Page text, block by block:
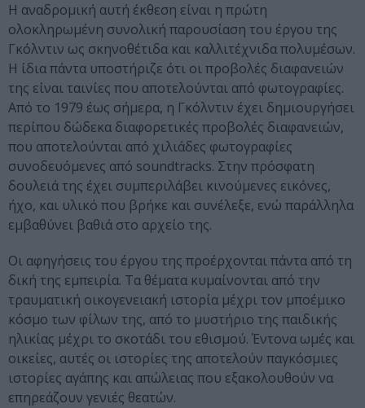
Η αναδρομική αυτή έκθεση είναι η πρώτη
ολοκληρωμένη συνολική παρουσίαση του έργου της
Γκόλντιν ως σκηνοθέτιδα και καλλιτέχνιδα πολυμέσων.
Η ίδια πάντα υποστήριζε ότι οι προβολές διαφανειών
της είναι ταινίες που αποτελούνται από φωτογραφίες.
Από το 1979 έως σήμερα, η Γκόλντιν έχει δημιουργήσει
περίπου δώδεκα διαφορετικές προβολές διαφανειών,
που αποτελούνται από χιλιάδες φωτογραφίες
συνοδευόμενες από soundtracks. Στην πρόσφατη
δουλειά της έχει συμπεριλάβει κινούμενες εικόνες,
ήχο, και υλικό που βρήκε και συνέλεξε, ενώ παράλληλα
εμβαθύνει βαθιά στο αρχείο της.
Οι αφηγήσεις του έργου της προέρχονται πάντα από τη
δική της εμπειρία. Τα θέματα κυμαίνονται από την
τραυματική οικογενειακή ιστορία μέχρι τον μποέμικο
κόσμο των φίλων της, από το μυστήριο της παιδικής
ηλικίας μέχρι το σκοτάδι του εθισμού. Έντονα ωμές και
οικείες, αυτές οι ιστορίες της αποτελούν παγκόσμιες
ιστορίες αγάπης και απώλειας που εξακολουθούν να
επηρεάζουν γενιές θεατών.